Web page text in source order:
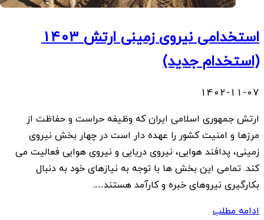
استخدامی نیروی زمینی ارتش 1403
(استخدام جدید)
1402-11-07
ارتش جمهوری اسلامی ایران که وظیفه حراست و حفاظت از
مرزها و امنیت کشور را عهده دار است در چهار بخش نیروی
زمینی، پدافند هوایی، نیروی دریایی و نیروی هوایی فعالیت می
کند. تمامی این بخش ها با توجه به نیازهای خود به دنبال
بکارگیری نیروهای خبره و کارآمد هستند….
ادامه مطلب